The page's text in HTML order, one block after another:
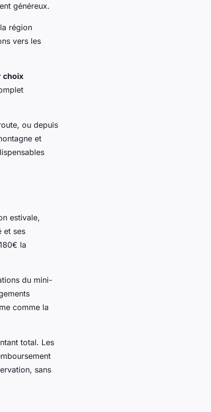
généreux.
région
vers les
choix
ou depuis
et
estivale,
et ses
la
du mini-
comme la
total. Les
sans